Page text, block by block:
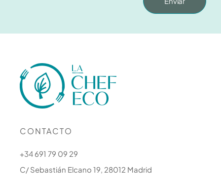
CONTACTO
+34 691 79 09 29
C/ Sebastián Elcano 19, 28012 Madrid